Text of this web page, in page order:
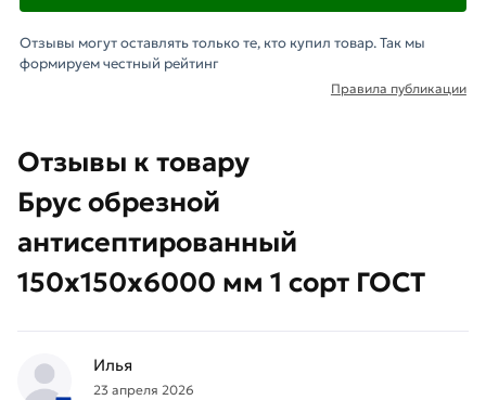
Отзывы к товару
Брус обрезной
антисептированный
150х150х6000 мм 1 сорт ГОСТ
Илья
23 апреля 2026
Отзывы могут оставлять только те, кто купил товар. Так мы
формируем честный рейтинг
Правила публикации